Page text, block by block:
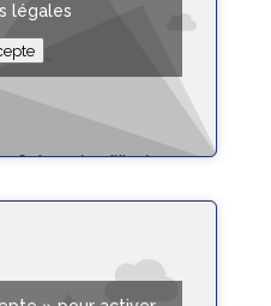
feta – équilibrée
légales